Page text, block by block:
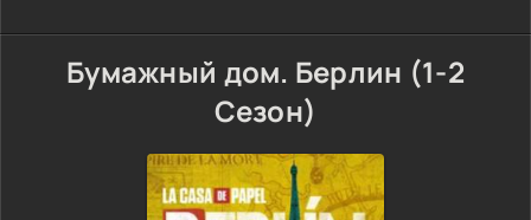
Бумажный дом. Берлин (1-2
Сезон)